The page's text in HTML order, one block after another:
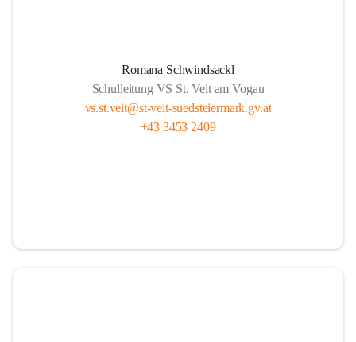
Romana Schwindsackl
Schulleitung VS St. Veit am Vogau
vs.st.veit@st-veit-suedsteiermark.gv.at
+43 3453 2409